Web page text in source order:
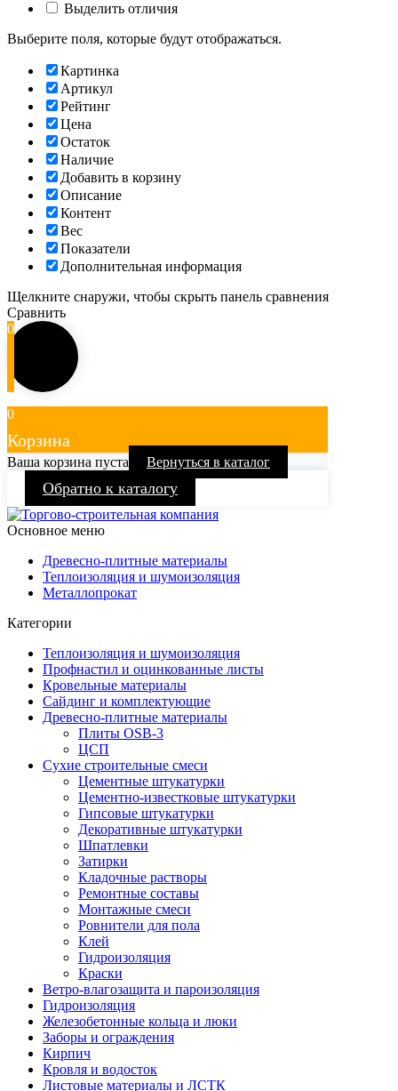
Выделить отличия
Выберите поля, которые будут отображаться.
Картинка
Артикул
Рейтинг
Цена
Остаток
Наличие
Добавить в корзину
Описание
Контент
Вес
Показатели
Дополнительная информация
Щелкните снаружи, чтобы скрыть панель сравнения
Сравнить
0
0
Корзина
Ваша корзина пуста Вернуться в каталог
Обратно к каталогу
Основное меню
Древесно-плитные материалы
Теплоизоляция и шумоизоляция
Металлопрокат
Категории
Теплоизоляция и шумоизоляция
Профнастил и оцинкованные листы
Кровельные материалы
Сайдинг и комплектующие
Древесно-плитные материалы
Плиты OSB-3
ЦСП
Сухие строительные смеси
Цементные штукатурки
Цементно-известковые штукатурки
Гипсовые штукатурки
Декоративные штукатурки
Шпатлевки
Затирки
Кладочные растворы
Ремонтные составы
Монтажные смеси
Ровнители для пола
Клей
Гидроизоляция
Краски
Ветро-влагозащита и пароизоляция
Гидроизоляция
Железобетонные кольца и люки
Заборы и ограждения
Кирпич
Кровля и водосток
Листовые материалы и ЛСТК